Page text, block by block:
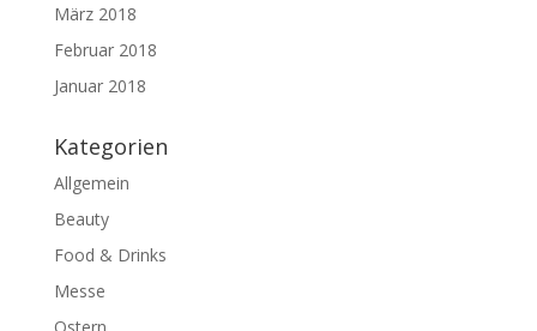
März 2018
Februar 2018
Januar 2018
Kategorien
Allgemein
Beauty
Food & Drinks
Messe